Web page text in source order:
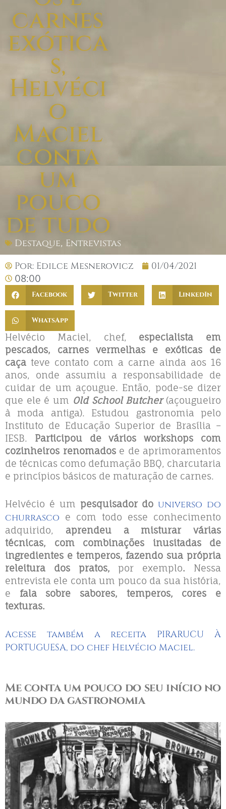
carnes
exótica
s,
Helvéci
o
Maciel
conta
um
pouco
de tudo
Destaque, Entrevistas
Por: Edilce Mesnerovicz 01/04/2021
08:00
Facebook Twitter LinkedIn
WhatsApp
Helvécio Maciel, chef, especialista em
pescados, carnes vermelhas e exóticas de
caça teve contato com a carne ainda aos 16
anos, onde assumiu a responsabilidade de
cuidar de um açougue. Então, pode-se dizer
que ele é um Old School Butcher (açougueiro
à moda antiga). Estudou gastronomia pelo
Instituto de Educação Superior de Brasília –
IESB. Participou de vários workshops com
cozinheiros renomadose de aprimoramentos
de técnicas como defumação BBQ, charcutaria
e princípios básicos de maturação de carnes.
Helvécio é um pesquisador do universo do
churrasco e com todo esse conhecimento
adquirido, aprendeu a misturar várias
técnicas, com combinações inusitadas de
ingredientes e temperos, fazendo sua própria
releitura dos pratos, por exemplo. Nessa
entrevista ele conta um pouco da sua história,
e fala sobre sabores, temperos, cores e
texturas.
Acesse
também a receita PIRARUCU À
PORTUGUESA, do chef Helvécio Maciel.
Me conta um pouco do seu início no
mundo da gastronomia